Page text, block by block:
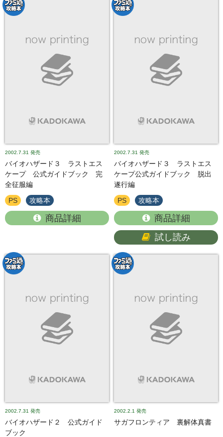
2002.7.31 発売
バイオハザード３ ラストエス
ケープ 公式ガイドブック 完
全征服編
PS 攻略本
商品詳細
2002.7.31 発売
バイオハザード３ ラストエス
ケープ公式ガイドブック 脱出
遂行編
PS 攻略本
商品詳細
試し読み
2002.7.31 発売
バイオハザード２ 公式ガイド
ブック
2002.2.1 発売
サガフロンティア 裏解体真書